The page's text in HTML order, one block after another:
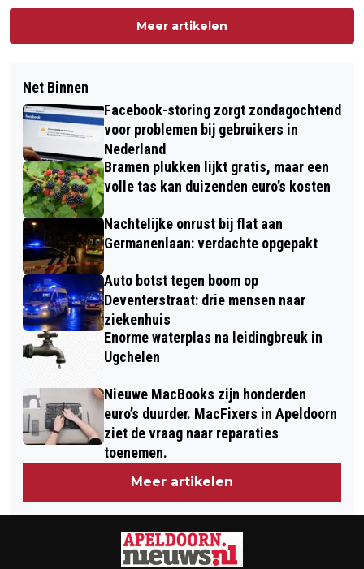
Meer artikelen
Net Binnen
Facebook-storing zorgt zondagochtend
voor problemen bij gebruikers in
Nederland
Bramen plukken lijkt gratis, maar een
volle tas kan duizenden euro’s kosten
Nachtelijke onrust bij flat aan
Germanenlaan: verdachte opgepakt
Auto botst tegen boom op
Deventerstraat: drie mensen naar
ziekenhuis
Enorme waterplas na leidingbreuk in
Ugchelen
Nieuwe MacBooks zijn honderden
euro’s duurder. MacFixers in Apeldoorn
ziet de vraag naar reparaties
toenemen.
Meer artikelen